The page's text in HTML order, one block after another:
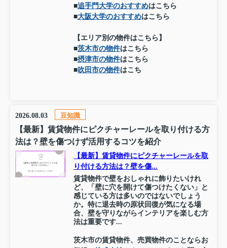
■追手門大学のおすすめはこちら
■大阪大学のおすすめはこちら
【エリア別の物件はこちら】
■茨木市の物件はこちら
■摂津市の物件はこちら
■吹田市の物件はこち
2026.08.03 豆知識
【最新】賃貸物件にピクチャーレールを取り付ける方
法は？壁を傷つけず活用するコツを紹介
【最新】賃貸物件にピクチャーレールを取
り付ける方法は？壁を傷...
賃貸物件で壁をおしゃれに飾りたいけれ
ど、「壁に穴を開けて傷つけたくない」と
感じている方は多いのではないでしょう
か。特に退去時の原状回復が気になる場
合、壁を守りながらインテリアを楽しむ方
法は重要です...
茨木市の賃貸物件、売買物件のことならお